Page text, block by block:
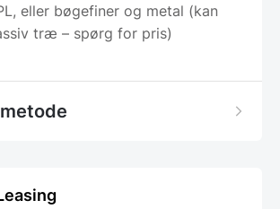
eller bøgefiner og metal (kan
træ – spørg for pris)